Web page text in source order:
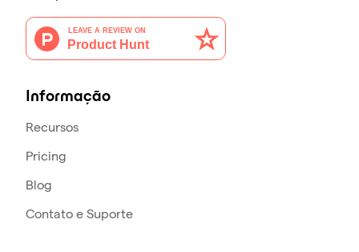
Informação
Recursos
Pricing
Blog
Contato e Suporte